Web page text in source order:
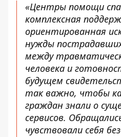
«Центры помощи
комплексная
ориентированная
нужды
между
человека и
будущем
так важно, чтобы
граждан знали о
сервисов.
чувствовали себя